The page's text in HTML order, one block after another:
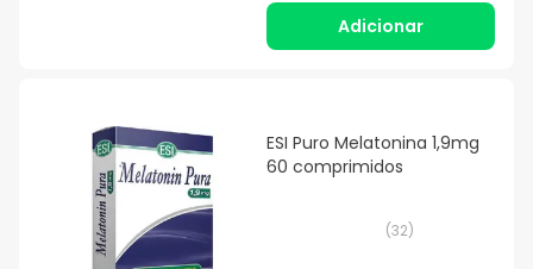
Adicionar
ESI Puro Melatonina 1,9mg
60 comprimidos
(32)